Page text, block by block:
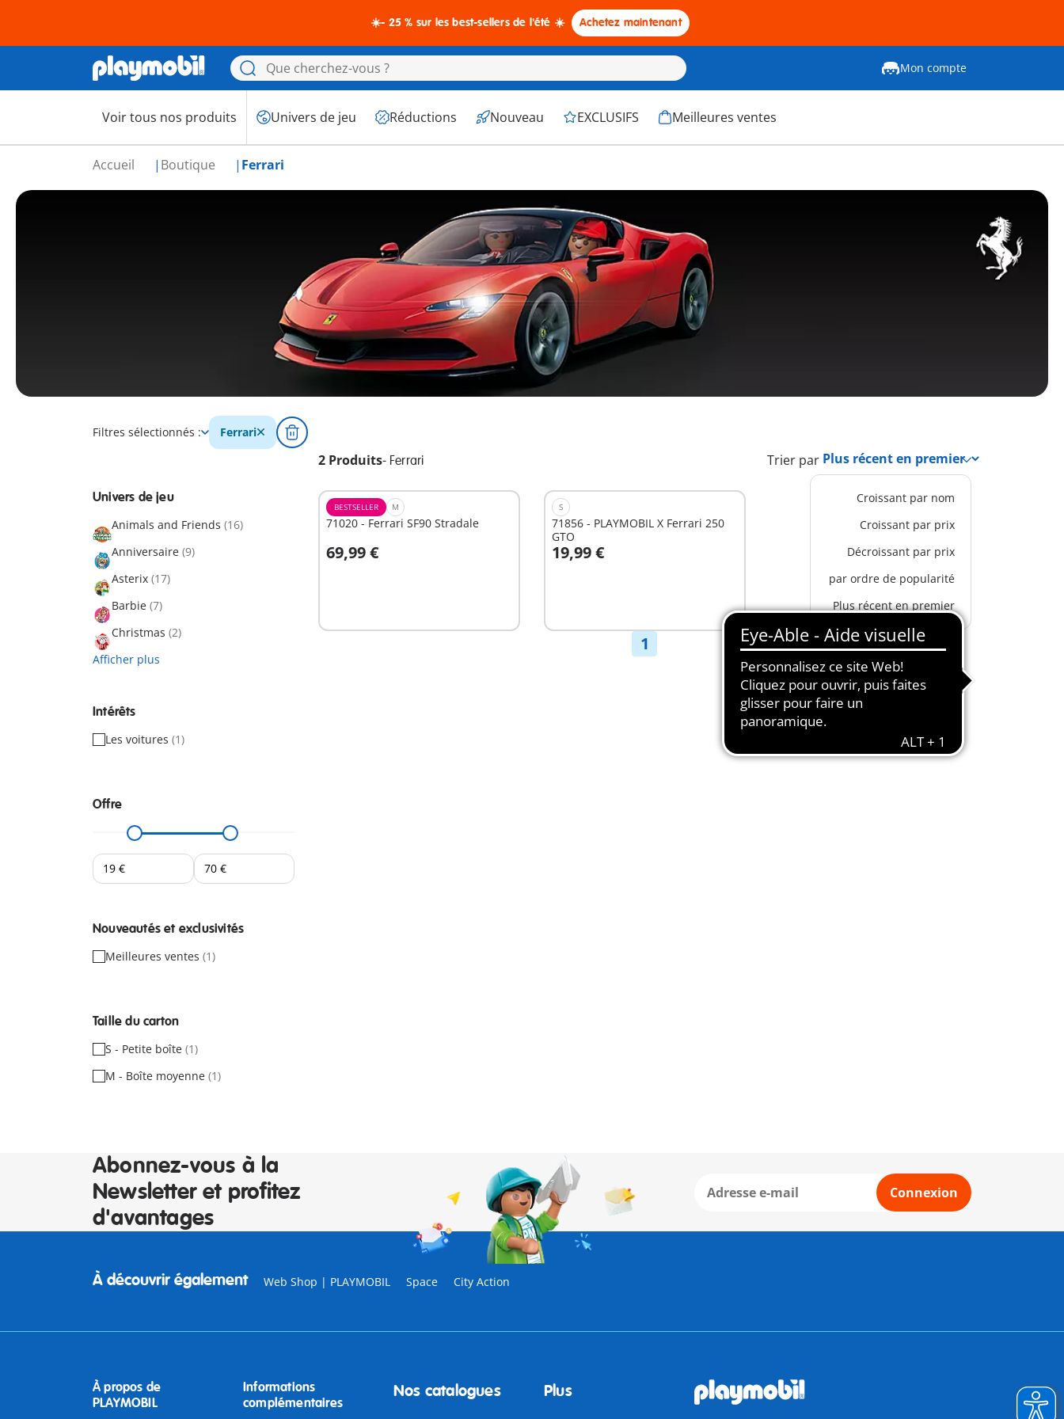
☀️- 25 % sur les best-sellers de l'été ☀️ Achetez maintenant
Mon compte
Voir tous nos produits Univers de jeu Réductions Nouveau EXCLUSIFS Meilleures ventes
Accueil Boutique Ferrari
Filtres sélectionnés : Ferrari
2 Produits- Ferrari Trier par
Croissant par nom
Croissant par prix
Décroissant par prix
par ordre de popularité
Plus récent en premier
Univers de jeu
Animals and Friends (16)
Anniversaire (9)
Asterix (17)
Barbie (7)
Christmas (2)
Afficher plus
Intérêts
Les voitures (1)
Offre
Nouveautés et exclusivités
Meilleures ventes (1)
Taille du carton
S - Petite boîte (1)
M - Boîte moyenne (1)
BESTSELLER M
71020 - Ferrari SF90 Stradale
69,99 €
Au panier
S
71856 - PLAYMOBIL X Ferrari 250
GTO
19,99 €
1
Abonnez-vous à la
Newsletter et profitez
d'avantages
Connexion
À découvrir également Web Shop | PLAYMOBIL Space City Action
À propos de
PLAYMOBIL
Informations
complémentaires
Nos catalogues Plus